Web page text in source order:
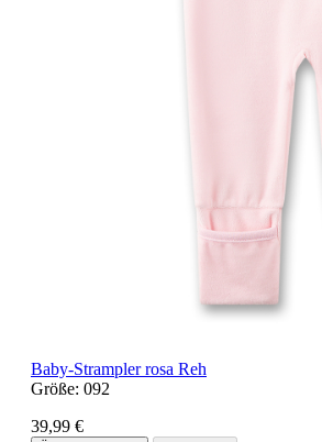
Baby-Strampler rosa Reh
Größe: 092
39,99 €